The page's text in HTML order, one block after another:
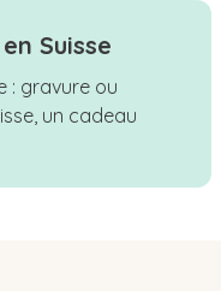
Suisse
: gravure ou
un cadeau